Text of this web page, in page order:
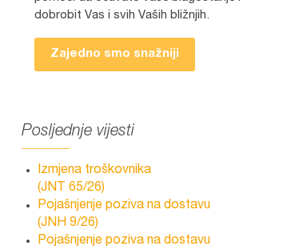
dobrobit Vas i svih Vaših bližnjih.
Zajedno smo snažniji
Posljednje vijesti
Izmjena troškovnika
(JNT 65/26)
Pojašnjenje poziva na dostavu
(JNH 9/26)
Pojašnjenje poziva na dostavu